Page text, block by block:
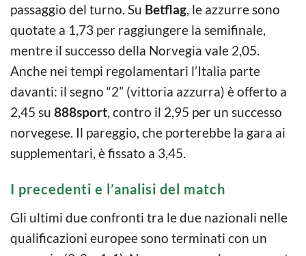
passaggio del turno. Su Betflag, le azzurre sono
quotate a 1,73 per raggiungere la semifinale,
mentre il successo della Norvegia vale 2,05.
Anche nei tempi regolamentari l’Italia parte
davanti: il segno “2” (vittoria azzurra) è offerto a
2,45 su 888sport, contro il 2,95 per un successo
norvegese. Il pareggio, che porterebbe la gara ai
supplementari, è fissato a 3,45.
I precedenti e l’analisi del match
Gli ultimi due confronti tra le due nazionali nelle
qualificazioni europee sono terminati con un